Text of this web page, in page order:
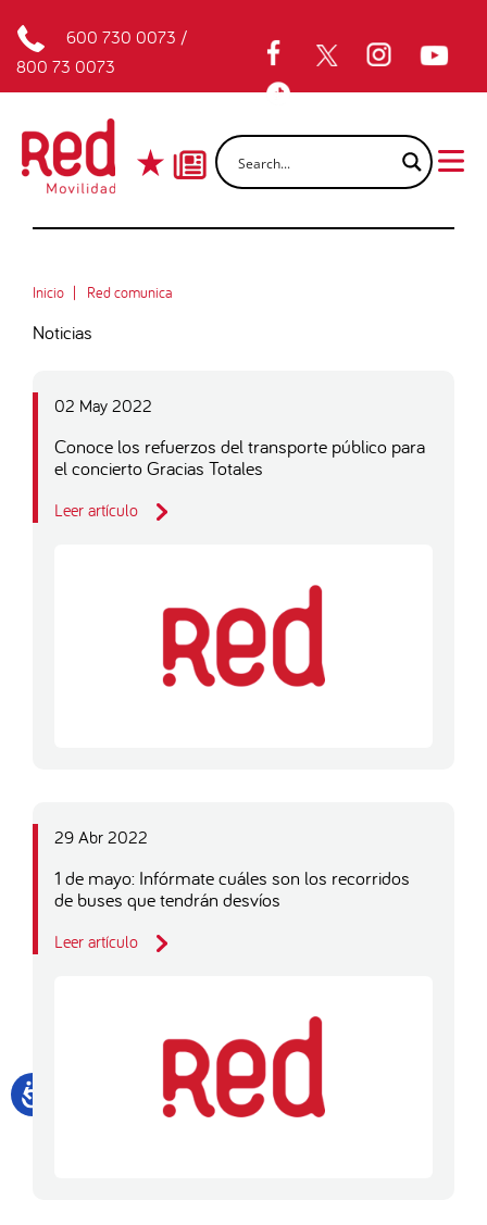
600 730 0073 /
800 73 0073
Inicio Red comunica
Noticias
02 May 2022
Conoce los refuerzos del transporte público para
el concierto Gracias Totales
Leer artículo
29 Abr 2022
1 de mayo: Infórmate cuáles son los recorridos
de buses que tendrán desvíos
Leer artículo